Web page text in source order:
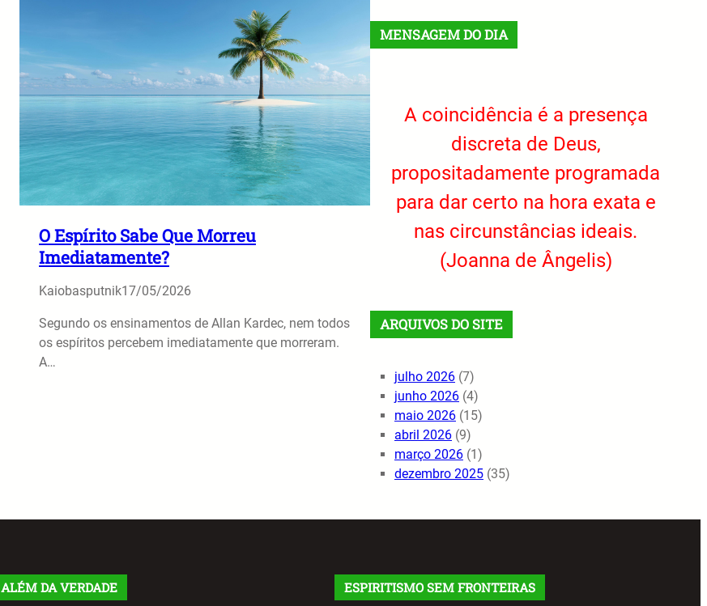
O Espírito Sabe Que Morreu
Imediatamente?
Kaiobasputnik17/05/2026
Segundo os ensinamentos de Allan Kardec, nem todos
os espíritos percebem imediatamente que morreram.
A…
MENSAGEM DO DIA
A coincidência é a presença
discreta de Deus,
propositadamente programada
para dar certo na hora exata e
nas circunstâncias ideais.
(Joanna de Ângelis)
ARQUIVOS DO SITE
julho 2026 (7)
junho 2026 (4)
maio 2026 (15)
abril 2026 (9)
março 2026 (1)
dezembro 2025 (35)
ALÉM DA VERDADE ESPIRITISMO SEM FRONTEIRAS